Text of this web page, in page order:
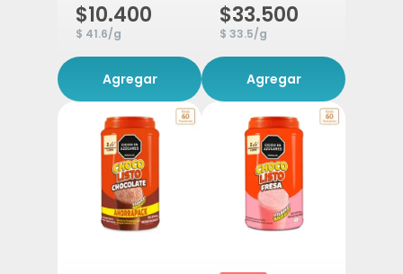
$10.400
$ 41.6/g
Agregar
$33.500
$ 33.5/g
Agregar